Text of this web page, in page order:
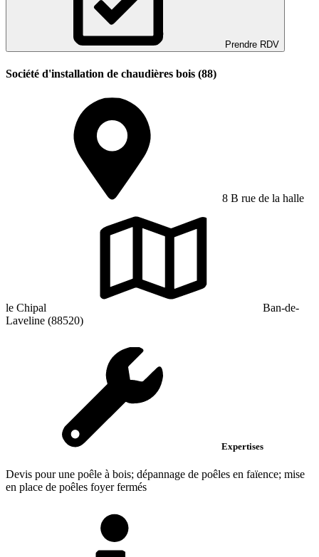
Prendre RDV
Société d'installation de chaudières bois (88)
8 B rue de la halle
le Chipal
Ban-de-
Laveline (88520)
Expertises
Devis pour une poêle à bois; dépannage de poêles en faïence; mise
en place de poêles foyer fermés